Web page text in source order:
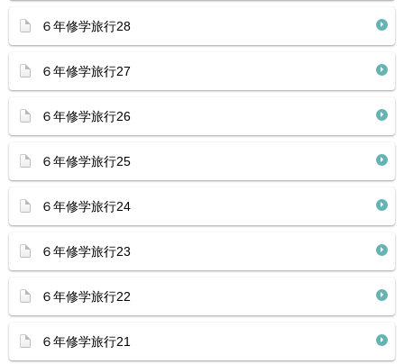
６年修学旅行28
６年修学旅行27
６年修学旅行26
６年修学旅行25
６年修学旅行24
６年修学旅行23
６年修学旅行22
６年修学旅行21